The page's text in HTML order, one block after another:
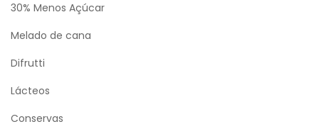
30% Menos Açúcar
Melado de cana
Difrutti
Lácteos
Conservas